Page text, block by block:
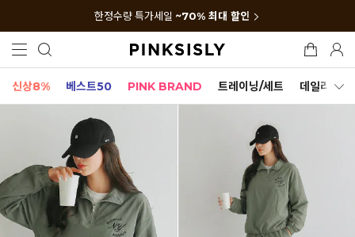
한정수량 특가세일 ~70% 최대 할인
신상8% 베스트50 PINK BRAND 트레이닝/세트 데일리세트